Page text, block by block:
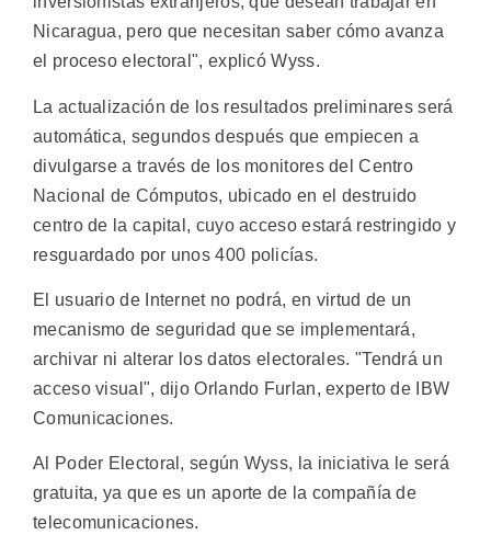
Nicaragua, pero que necesitan saber cómo avanza
el proceso electoral", explicó Wyss.
La actualización de los resultados preliminares será
automática, segundos después que empiecen a
divulgarse a través de los monitores del Centro
Nacional de Cómputos, ubicado en el destruido
centro de la capital, cuyo acceso estará restringido y
resguardado por unos 400 policías.
El usuario de Internet no podrá, en virtud de un
mecanismo de seguridad que se implementará,
archivar ni alterar los datos electorales. "Tendrá un
acceso visual", dijo Orlando Furlan, experto de IBW
Comunicaciones.
Al Poder Electoral, según Wyss, la iniciativa le será
gratuita, ya que es un aporte de la compañía de
telecomunicaciones.